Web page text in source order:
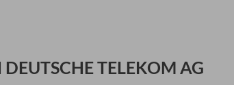
TELEKOM AG